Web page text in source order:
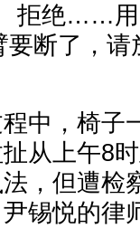
拒绝……用
断了，请
中，椅子
从上午8
，但遭检
锡悦的律